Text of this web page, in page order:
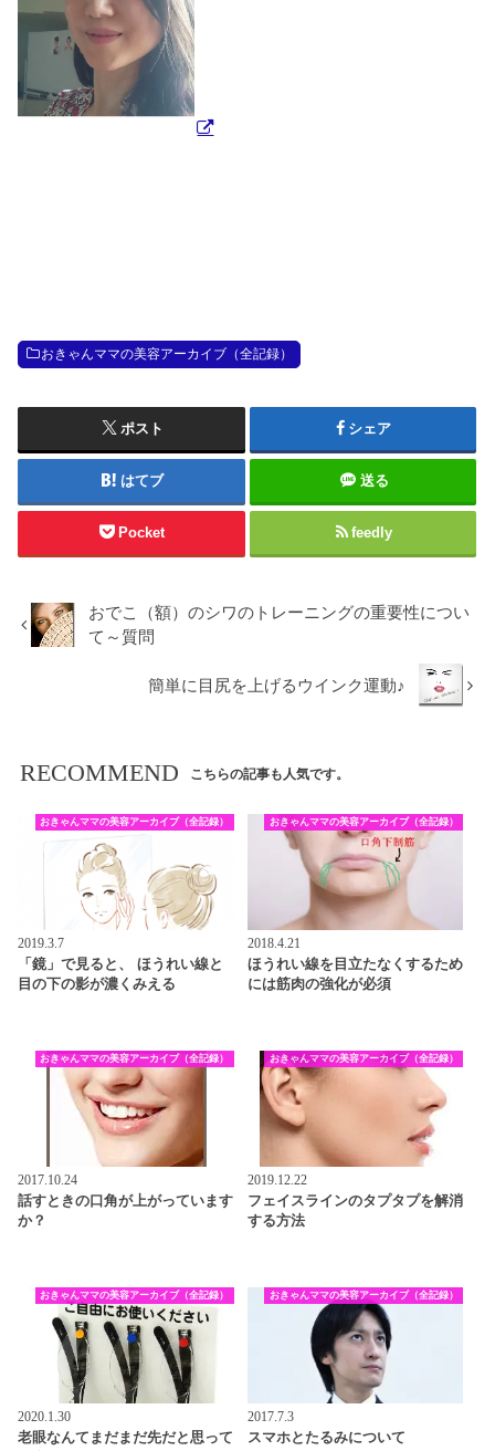
おきゃんママの美容アーカイブ（全記録）
ポスト シェア
はてブ 送る
Pocket feedly
おでこ（額）のシワのトレーニングの重要性につい
て～質問
簡単に目尻を上げるウインク運動♪
RECOMMEND こちらの記事も人気です。
おきゃんママの美容アーカイブ（全記録）
2019.3.7
「鏡」で見ると、 ほうれい線と
目の下の影が濃くみえる
おきゃんママの美容アーカイブ（全記録）
2018.4.21
ほうれい線を目立たなくするため
には筋肉の強化が必須
おきゃんママの美容アーカイブ（全記録）
2017.10.24
話すときの口角が上がっています
か？
おきゃんママの美容アーカイブ（全記録）
2019.12.22
フェイスラインのタプタプを解消
する方法
おきゃんママの美容アーカイブ（全記録）
2020.1.30
老眼なんてまだまだ先だと思って
おきゃんママの美容アーカイブ（全記録）
2017.7.3
スマホとたるみについて